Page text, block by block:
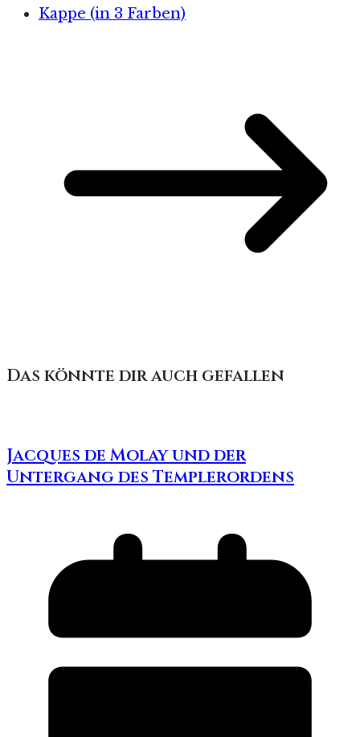
Kappe (in 3 Farben)
Das könnte dir auch gefallen
Jacques de Molay und der
Untergang des Templerordens